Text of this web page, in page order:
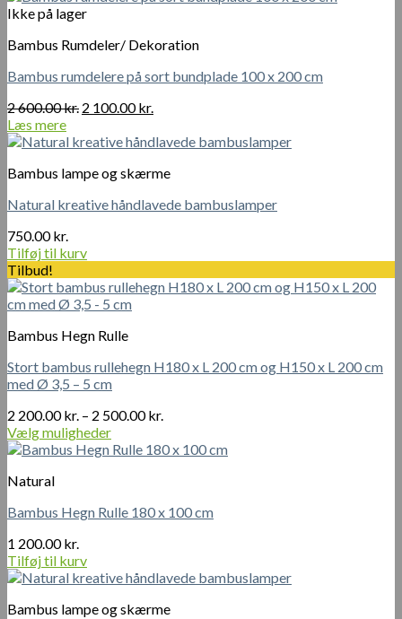
Ikke på lager
Bambus Rumdeler/ Dekoration
Bambus rumdelere på sort bundplade 100 x 200 cm
2 600.00kr. Den
pris
2
2 100.00kr.
pris
2
Læs mere
Bambus lampe og skærme
Natural kreative håndlavede bambuslamper
750.00kr.
Tilføj til kurv
Tilbud!
Bambus Hegn Rulle
Stort bambus rullehegn H180 x L 200 cm og H150 x L 200 cm
med Ø 3,5 – 5 cm
2 200.00kr. – 2 500.00kr.
200.00 kr.
Vælg muligheder
Dette
har
varianter.
kan
vælges
på
varesiden
Natural
Bambus Hegn Rulle 180 x 100 cm
1 200.00kr.
Tilføj til kurv
Bambus lampe og skærme